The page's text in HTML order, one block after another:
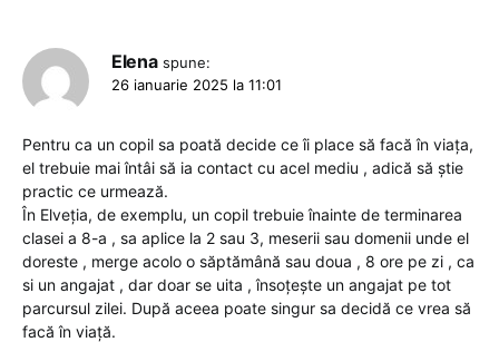
Elena spune:
26 ianuarie 2025 la 11:01
Pentru ca un copil sa poată decide ce îi place să facă în viața,
el trebuie mai întâi să ia contact cu acel mediu , adică să știe
practic ce urmează.
În Elveția, de exemplu, un copil trebuie înainte de terminarea
clasei a 8-a , sa aplice la 2 sau 3, meserii sau domenii unde el
doreste , merge acolo o săptămână sau doua , 8 ore pe zi , ca
si un angajat , dar doar se uita , însoțește un angajat pe tot
parcursul zilei. După aceea poate singur sa decidă ce vrea să
facă în viață.